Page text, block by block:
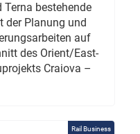
bestehende
der Planung und
auf
des Orient/East-
Craiova –
Rail Business